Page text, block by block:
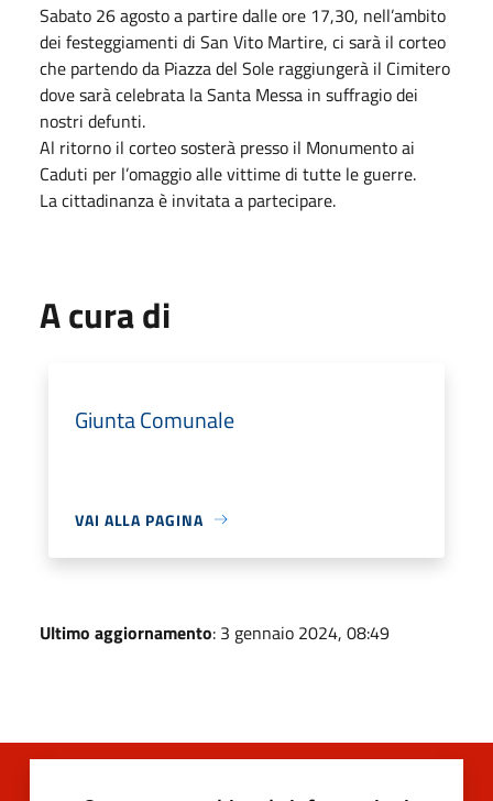
Sabato 26 agosto a partire dalle ore 17,30, nell’ambito
dei festeggiamenti di San Vito Martire, ci sarà il corteo
che partendo da Piazza del Sole raggiungerà il Cimitero
dove sarà celebrata la Santa Messa in suffragio dei
nostri defunti.
Al ritorno il corteo sosterà presso il Monumento ai
Caduti per l’omaggio alle vittime di tutte le guerre.
La cittadinanza è invitata a partecipare.
A cura di
Giunta Comunale
VAI ALLA PAGINA
Ultimo aggiornamento: 3 gennaio 2024, 08:49